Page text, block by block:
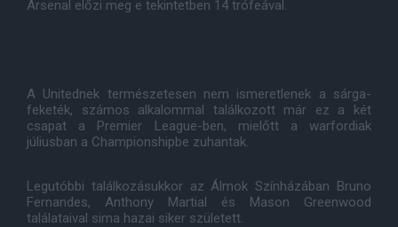
Arsenal előzi meg e tekintetben 14 trófeával.
A Unitednek természetesen nem ismeretlenek a sárga-
feketék, számos alkalommal találkozott már ez a két
csapat a Premier League-ben, mielőtt a warfordiak
júliusban a Championshipbe zuhantak.
Legutóbbi találkozásukkor az Álmok Színházában Bruno
Fernandes, Anthony Martial és Mason Greenwood
találataival sima hazai siker született.